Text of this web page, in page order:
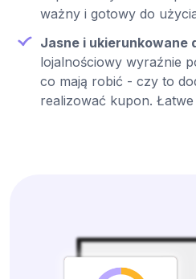
ważny i gotowy do
Jasne i ukierunkowane
lojalnościowy wyraźnie
co mają robić - czy to
realizować kupon. Łatwe